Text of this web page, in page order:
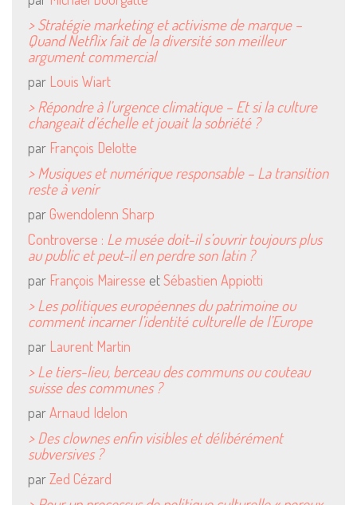
> Stratégie marketing et activisme de marque –
Quand Netflix fait de la diversité son meilleur
argument commercial
par Louis Wiart
> Répondre à l’urgence climatique – Et si la culture
changeait d’échelle et jouait la sobriété ?
par François Delotte
> Musiques et numérique responsable – La transition
reste à venir
par Gwendolenn Sharp
Controverse : Le musée doit-il s’ouvrir toujours plus
au public et peut-il en perdre son latin ?
par François Mairesse etSébastien Appiotti
> Les politiques européennes du patrimoine ou
comment incarner l’identité culturelle de l’Europe
par Laurent Martin
> Le tiers-lieu, berceau des communs ou couteau
suisse des communes ?
parArnaud Idelon
> Des clownes enfin visibles et délibérément
subversives ?
parZed Cézard
Mentions Légales
Pour consulter nos CGV,
mentions légales,